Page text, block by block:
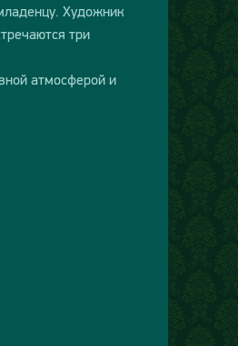
Художник
три
атмосферой и